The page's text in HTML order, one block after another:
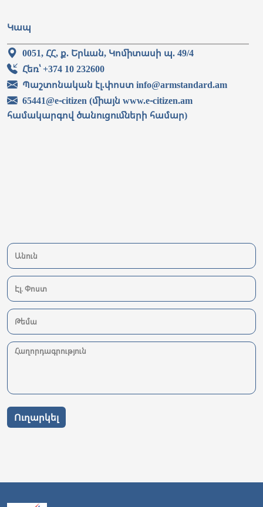
Կապ
0051, ՀՀ, ք. Երևան, Կոմիտասի պ. 49/4
Հեռ՝ +374 10 232600
Պաշտոնական էլ.փոստ info@armstandard.am
65441@e-citizen (միայն www.e-citizen.am
համակարգով ծանուցումների համար)
Ուղարկել